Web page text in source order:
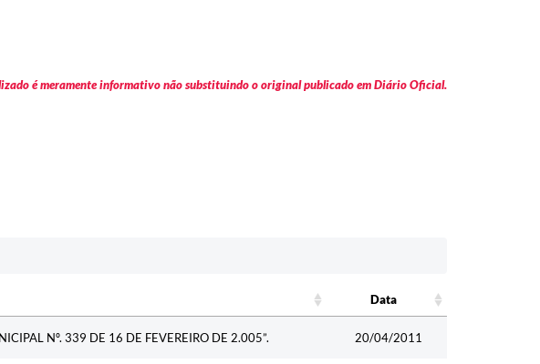
é meramente informativo não substituindo o original publicado em Diário Oficial.
Data
Nº. 339 DE 16 DE FEVEREIRO DE 2.005”. 20/04/2011